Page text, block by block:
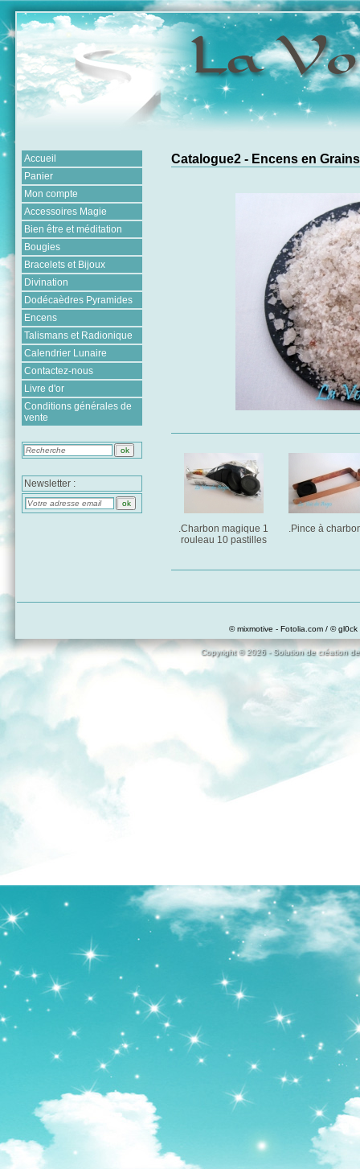
Accueil
Panier
Mon compte
Accessoires Magie
Bien être et méditation
Bougies
Bracelets et Bijoux
Divination
Dodécaèdres Pyramides
Encens
Talismans et Radionique
Calendrier Lunaire
Contactez-nous
Livre d'or
Conditions générales de
vente
Newsletter :
Catalogue2 - Encens en Grains
.Charbon magique 1
rouleau 10 pastilles
.Pince à
© mixmotive - Fotolia.com / ©
Copyright © 2026 - Solution de création